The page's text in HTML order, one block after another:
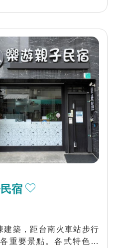
宿
建築，距台南火車站步行
重要景點。各式特色房